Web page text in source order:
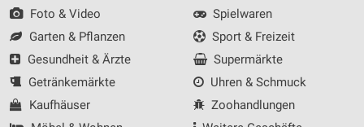
Foto & Video
Garten & Pflanzen
Gesundheit & Ärzte
Getränkemärkte
Kaufhäuser
Spielwaren
Sport & Freizeit
Supermärkte
Uhren & Schmuck
Zoohandlungen